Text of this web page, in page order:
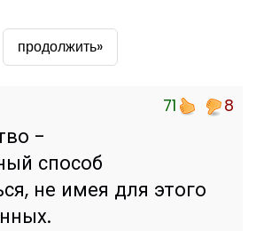
продолжить»
71 8
-
способ
не имея для этого